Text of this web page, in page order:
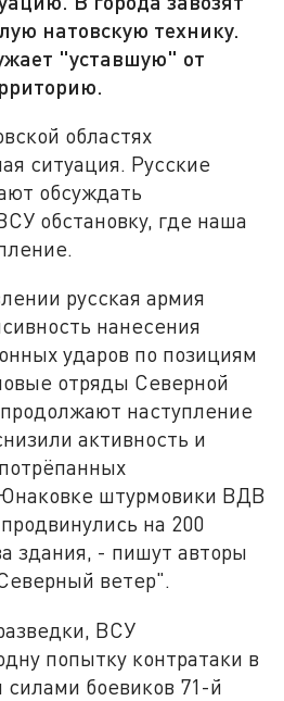
натовскую технику.
"уставшую" от
областях
ситуация. Русские
обсуждать
обстановку, где наша
русская армия
нанесения
ударов по позициям
отряды Северной
наступление
активность и
штурмовики ВДВ
на 200
здания, - пишут авторы
ветер".
ВСУ
попытку контратаки в
силами боевиков 71-й